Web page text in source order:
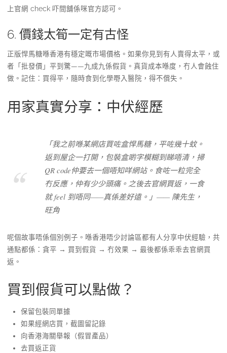
上官網 check 吓間舖係咪官方認可。
6. 價錢太筍一定有古怪
正版悍馬糖喺香港有穩定嘅市場價格。如果你見到有人賣得太平，或
者「批發價」平到驚——九成九係假貨。真貨成本喺度，冇人會蝕住
做。記住：買得平，隨時食到化學嘢入醫院，得不償失。
用家真實分享：中伏經歷
「我之前喺某網店買咗盒悍馬糖，平咗幾十蚊。
返到屋企一打開，包裝盒啲字模糊到睇唔清，掃
QR code仲要去一個唔知咩網站。食咗一粒完全
冇反應，仲有少少頭痛。之後去官網買返，一食
就 feel 到唔同——真係差好遠。」—— 陳先生，
旺角
呢個故事唔係個別例子。喺香港唔少討論區都有人分享中伏經驗，共
通點都係：貪平 → 買到假貨 → 冇效果 → 最後都係乖乖去官網買
返。
買到假貨可以點做？
保留包裝同單據
如果經網店買，截圖留記錄
向香港海關舉報（假冒產品）
去買返正貨